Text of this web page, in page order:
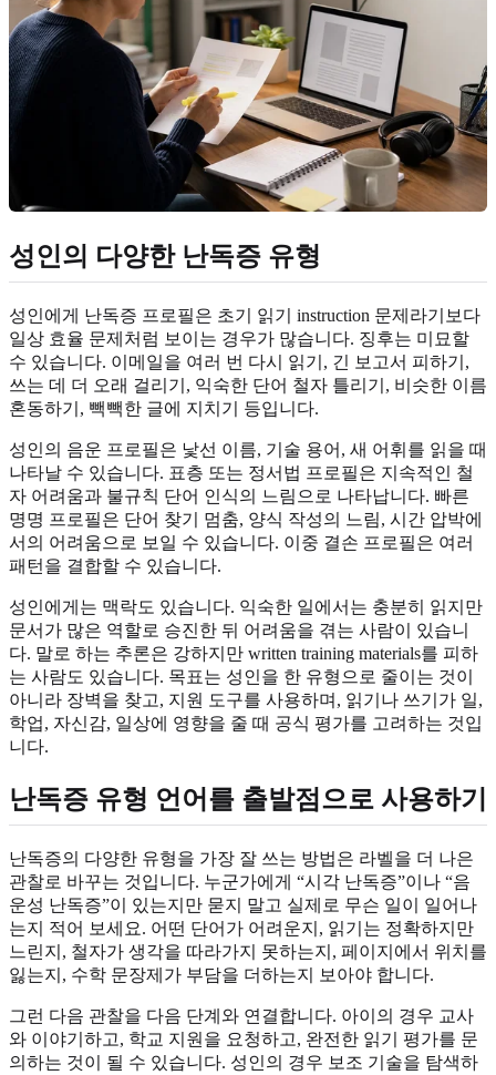
성인의 다양한 난독증 유형
성인에게 난독증 프로필은 초기 읽기 instruction 문제라기보다
일상 효율 문제처럼 보이는 경우가 많습니다. 징후는 미묘할
수 있습니다. 이메일을 여러 번 다시 읽기, 긴 보고서 피하기,
쓰는 데 더 오래 걸리기, 익숙한 단어 철자 틀리기, 비슷한 이름
혼동하기, 빽빽한 글에 지치기 등입니다.
성인의 음운 프로필은 낯선 이름, 기술 용어, 새 어휘를 읽을 때
나타날 수 있습니다. 표층 또는 정서법 프로필은 지속적인 철
자 어려움과 불규칙 단어 인식의 느림으로 나타납니다. 빠른
명명 프로필은 단어 찾기 멈춤, 양식 작성의 느림, 시간 압박에
서의 어려움으로 보일 수 있습니다. 이중 결손 프로필은 여러
패턴을 결합할 수 있습니다.
성인에게는 맥락도 있습니다. 익숙한 일에서는 충분히 읽지만
문서가 많은 역할로 승진한 뒤 어려움을 겪는 사람이 있습니
다. 말로 하는 추론은 강하지만 written training materials를 피하
는 사람도 있습니다. 목표는 성인을 한 유형으로 줄이는 것이
아니라 장벽을 찾고, 지원 도구를 사용하며, 읽기나 쓰기가 일,
학업, 자신감, 일상에 영향을 줄 때 공식 평가를 고려하는 것입
니다.
난독증 유형 언어를 출발점으로 사용하기
난독증의 다양한 유형을 가장 잘 쓰는 방법은 라벨을 더 나은
관찰로 바꾸는 것입니다. 누군가에게 “시각 난독증”이나 “음
운성 난독증”이 있는지만 묻지 말고 실제로 무슨 일이 일어나
는지 적어 보세요. 어떤 단어가 어려운지, 읽기는 정확하지만
느린지, 철자가 생각을 따라가지 못하는지, 페이지에서 위치를
잃는지, 수학 문장제가 부담을 더하는지 보아야 합니다.
그런 다음 관찰을 다음 단계와 연결합니다. 아이의 경우 교사
와 이야기하고, 학교 지원을 요청하고, 완전한 읽기 평가를 문
의하는 것이 될 수 있습니다. 성인의 경우 보조 기술을 탐색하